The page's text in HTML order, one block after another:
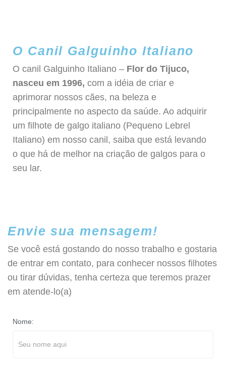
O Canil Galguinho Italiano
O canil Galguinho Italiano – Flor do Tijuco,
nasceu em 1996, com a idéia de criar e
aprimorar nossos cães, na beleza e
principalmente no aspecto da saúde. Ao adquirir
um filhote de galgo italiano (Pequeno Lebrel
Italiano) em nosso canil, saiba que está levando
o que há de melhor na criação de galgos para o
seu lar.
Envie sua mensagem!
Se você está gostando do nosso trabalho e gostaria
de entrar em contato, para conhecer nossos filhotes
ou tirar dúvidas, tenha certeza que teremos prazer
em atende-lo(a)
Nome: